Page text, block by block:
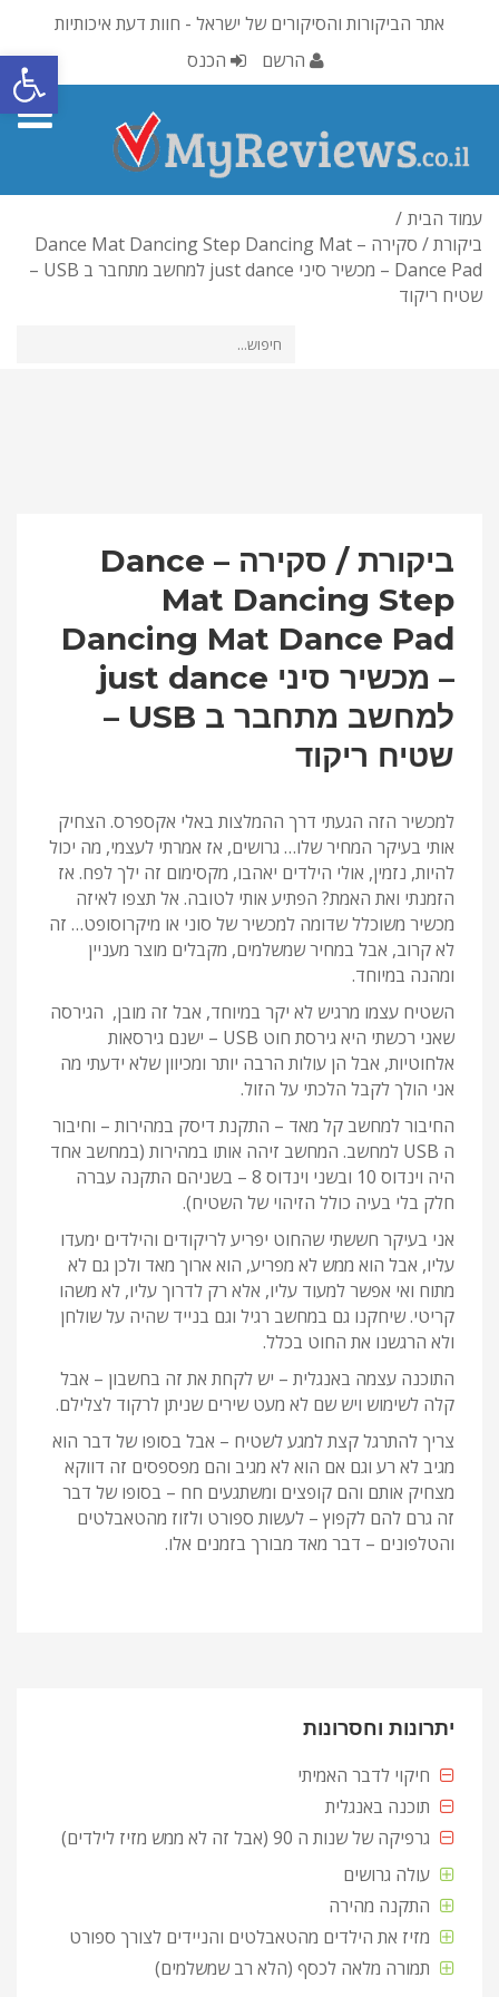
אתר הביקורות והסיקורים של ישראל - חוות דעת איכותיות
הרשם
הכנס
עמוד הבית
ביקורת / סקירה – Dance Mat Dancing Step Dancing Mat
Dance Pad – מכשיר סיני just dance למחשב מתחבר ב USB –
שטיח ריקוד
ביקורת / סקירה – Dance
Mat Dancing Step
Dancing Mat Dance Pad
– מכשיר סיני just dance
למחשב מתחבר ב USB –
שטיח ריקוד
למכשיר הזה הגעתי דרך ההמלצות באלי אקספרס. הצחיק
אותי בעיקר המחיר שלו… גרושים, אז אמרתי לעצמי, מה יכול
להיות, נזמין, אולי הילדים יאהבו, מקסימום זה ילך לפח. אז
הזמנתי ואת האמת? הפתיע אותי לטובה. אל תצפו לאיזה
מכשיר משוכלל שדומה למכשיר של סוני או מיקרוסופט… זה
לא קרוב, אבל במחיר שמשלמים, מקבלים מוצר מעניין
ומהנה במיוחד.
השטיח עצמו מרגיש לא יקר במיוחד, אבל זה מובן, הגירסה
שאני רכשתי היא גירסת חוט USB – ישנם גירסאות
אלחוטיות, אבל הן עולות הרבה יותר ומכיוון שלא ידעתי מה
אני הולך לקבל הלכתי על הזול.
החיבור למחשב קל מאד – התקנת דיסק במהירות – וחיבור
ה USB למחשב. המחשב זיהה אותו במהירות (במחשב אחד
היה וינדוס 10 ובשני וינדוס 8 – בשניהם התקנה עברה
חלק בלי בעיה כולל הזיהוי של השטיח).
אני בעיקר חששתי שהחוט יפריע לריקודים והילדים ימעדו
עליו, אבל הוא ממש לא מפריע, הוא ארוך מאד ולכן גם לא
מתוח ואי אפשר למעוד עליו, אלא רק לדרוך עליו, לא משהו
קריטי. שיחקנו גם במחשב רגיל וגם בנייד שהיה על שולחן
ולא הרגשנו את החוט בכלל.
התוכנה עצמה באנגלית – יש לקחת את זה בחשבון – אבל
קלה לשימוש ויש שם לא מעט שירים שניתן לרקוד לצלילם.
צריך להתרגל קצת למגע לשטיח – אבל בסופו של דבר הוא
מגיב לא רע וגם אם הוא לא מגיב והם מפספסים זה דווקא
מצחיק אותם והם קופצים ומשתגעים חח – בסופו של דבר
זה גרם להם לקפוץ – לעשות ספורט ולזוז מהטאבלטים
והטלפונים – דבר מאד מבורך בזמנים אלו.
יתרונות וחסרונות
חיקוי לדבר האמיתי
תוכנה באנגלית
גרפיקה של שנות ה 90 (אבל זה לא ממש מזיז לילדים)
עולה גרושים
התקנה מהירה
מזיז את הילדים מהטאבלטים והניידים לצורך ספורט
תמורה מלאה לכסף (הלא רב שמשלמים)
פתח